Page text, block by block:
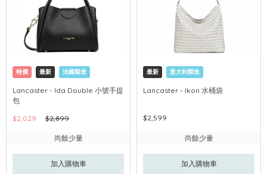
特價 最新 法國製造
Lancaster - Ida Double 小號手提
包
$2,029
$2,899
尚餘少量
加入購物車
最新 意大利製造
Lancaster - Ikon 水桶袋
$2,599
尚餘少量
加入購物車